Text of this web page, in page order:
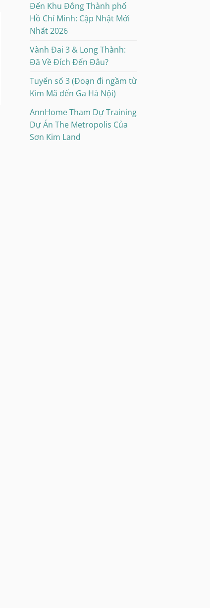
Đến Khu Đông Thành phố
Hồ Chí Minh: Cập Nhật Mới
Nhất 2026
Vành Đai 3 & Long Thành:
Đã Về Đích Đến Đâu?
Tuyến số 3 (Đoạn đi ngầm từ
Kim Mã đến Ga Hà Nội)
AnnHome Tham Dự Training
Dự Án The Metropolis Của
Sơn Kim Land